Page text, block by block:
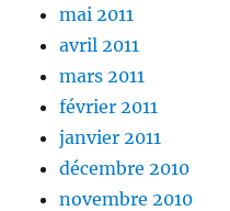
mai 2011
avril 2011
mars 2011
février 2011
janvier 2011
décembre 2010
novembre 2010